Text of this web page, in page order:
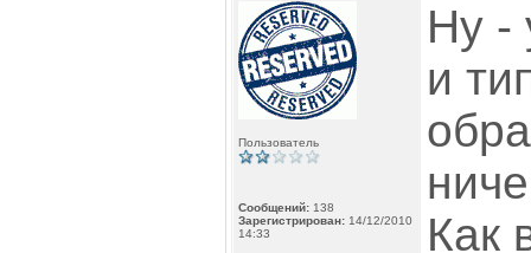
Пользователь
Сообщений: 138
Зарегистрирован: 14/12/2010
14:33
Ну -
и
Как